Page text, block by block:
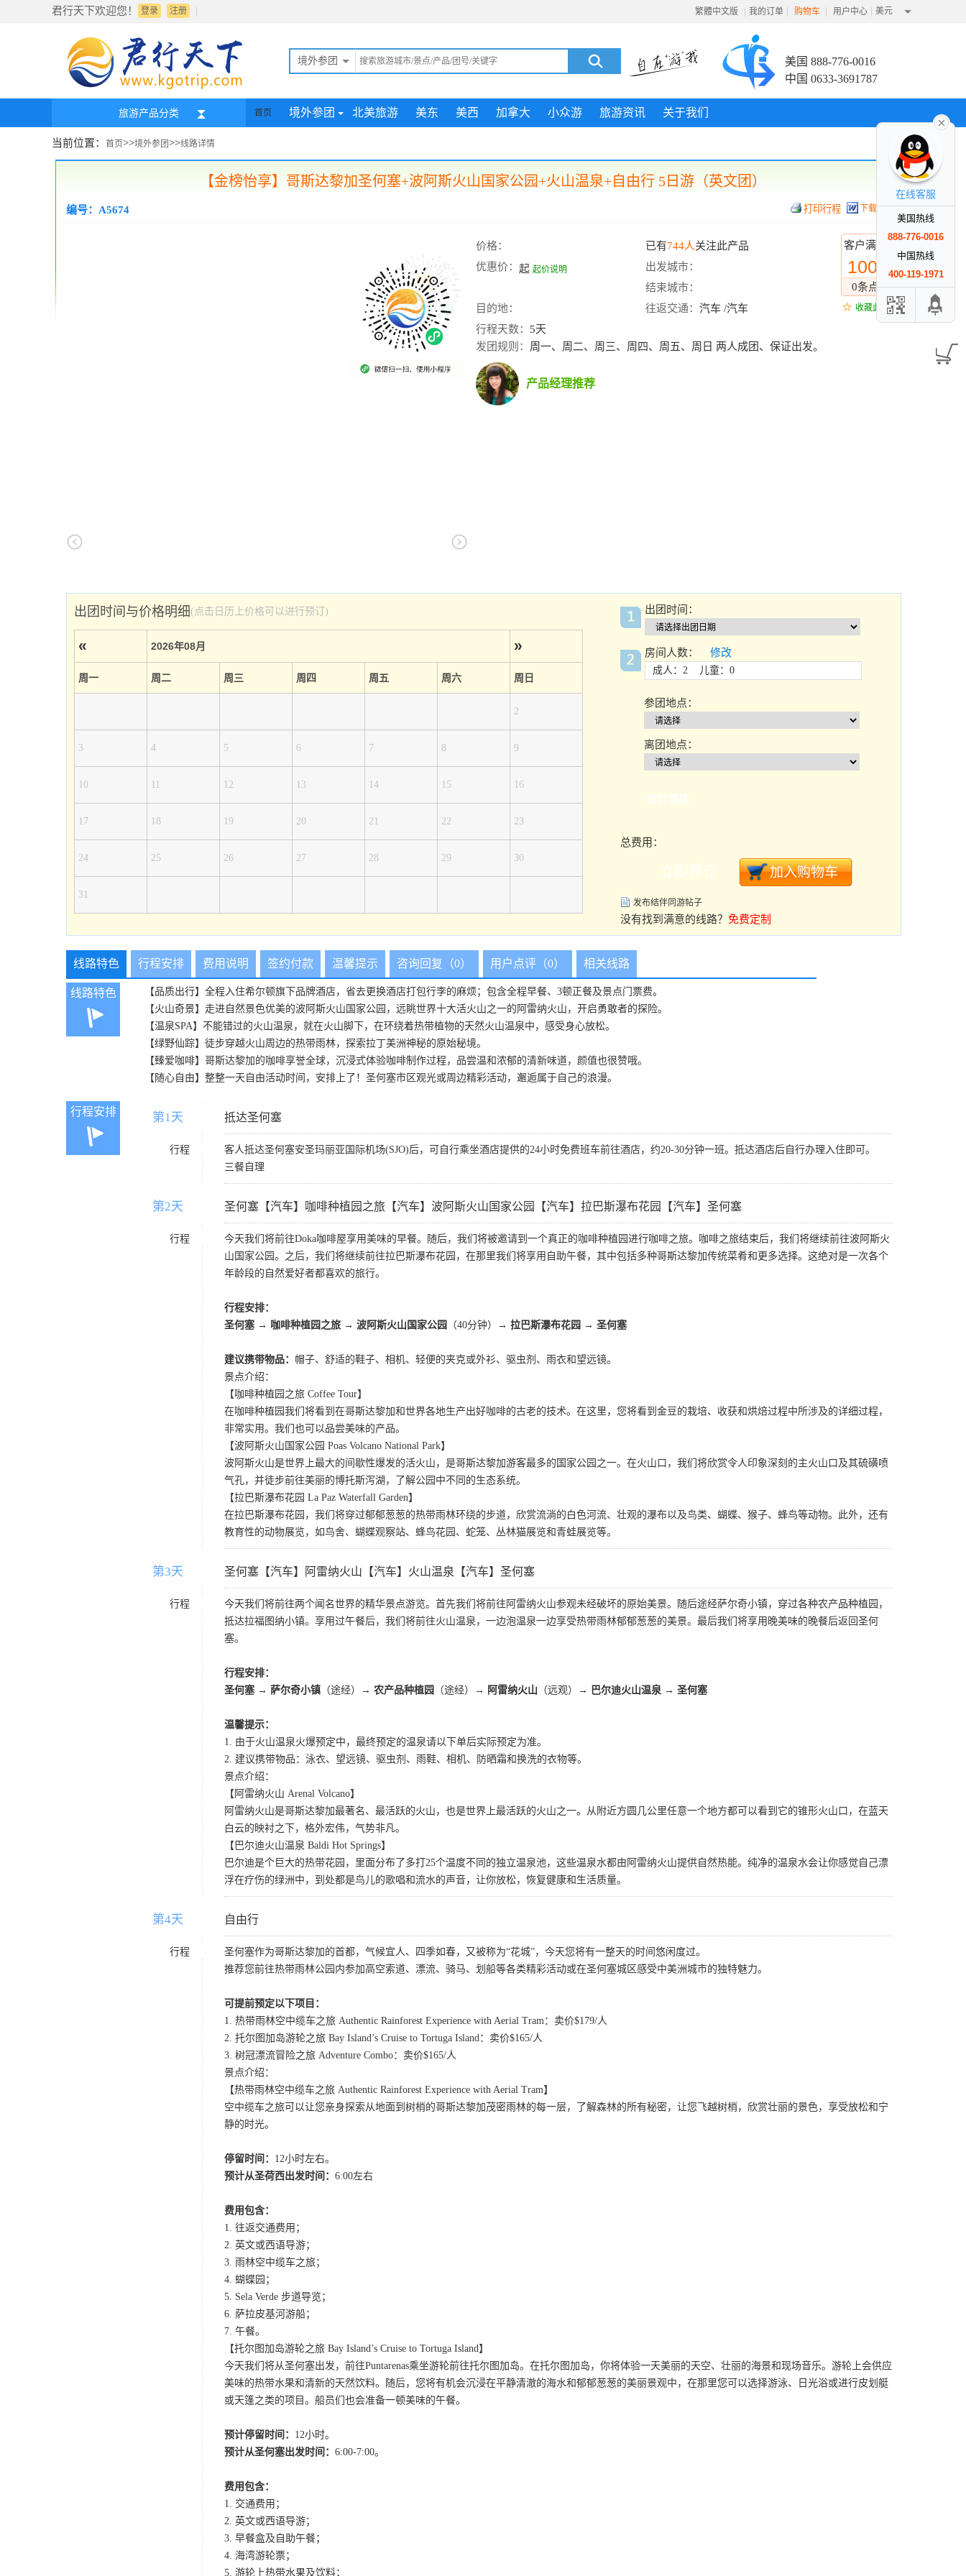
君行天下欢迎您！ 登录 |
注册 繁體中文版 | 我的订单 | 购物车 | 用户中心 | 美元
境外参团
美国 888-776-0016
中国 0633-3691787
旅游产品分类 首页 境外参团 北美旅游 美东 美西 加拿大 小众游 旅游资讯 关于我们
当前位置： 首页>>境外参团>>线路详情
【金榜怡享】哥斯达黎加圣何塞+波阿斯火山国家公园+火山温泉+自由行 5日游（英文团）
编号：A5674 下载行程
客户满意度
100%
0条点评
收藏此线路
价格： 已有744人关注此产品
优惠价： 起 起价说明
出发城市：
结束城市：
目的地：
往返交通： 汽车 /汽车
行程天数： 5天
发团规则： 周一、周二、周三、周四、周五、周日 两人成团、保证出发。
产品经理推荐
出团时间与价格明细(点击日历上价格可以进行预订)
« 2026年08月 »
周一 周二 周三 周四 周五 周六 周日
2
3 4 5 6 7 8 9
10 11 12 13 14 15 16
17 18 19 20 21 22 23
24 25 26 27 28 29 30
31
出团时间：
房间人数： 修改
成人：2 儿童：0
参团地点：
离团地点：
加订酒店
总费用：
发布结伴同游帖子
没有找到满意的线路？ 免费定制
线路特色 行程安排 费用说明 签约付款 温馨提示 咨询回复（0） 用户点评（0） 相关线路
线路特色
【品质出行】全程入住希尔顿旗下品牌酒店，省去更换酒店打包行李的麻烦；包含全程早餐、3顿正餐及景点门票费。
【火山奇景】走进自然景色优美的波阿斯火山国家公园，远眺世界十大活火山之一的阿雷纳火山，开启勇敢者的探险。
【温泉SPA】不能错过的火山温泉，就在火山脚下，在环绕着热带植物的天然火山温泉中，感受身心放松。
【绿野仙踪】徒步穿越火山周边的热带雨林，探索拉丁美洲神秘的原始秘境。
【臻爱咖啡】哥斯达黎加的咖啡享誉全球，沉浸式体验咖啡制作过程，品尝温和浓郁的清新味道，颜值也很赞哦。
【随心自由】整整一天自由活动时间，安排上了！圣何塞市区观光或周边精彩活动，邂逅属于自己的浪漫。
行程安排 第1天 抵达圣何塞
行程
客人抵达圣何塞安圣玛丽亚国际机场(SJO)后，可自行乘坐酒店提供的24小时免费班车前往酒店，约20-30分钟一班。抵达酒店后自行办理入住即可。
三餐自理
第2天 圣何塞【汽车】咖啡种植园之旅【汽车】波阿斯火山国家公园【汽车】拉巴斯瀑布花园【汽车】圣何塞
行程
今天我们将前往Doka咖啡屋享用美味的早餐。随后，我们将被邀请到一个真正的咖啡种植园进行咖啡之旅。咖啡之旅结束后，我们将继续前往波阿斯火
山国家公园。之后，我们将继续前往拉巴斯瀑布花园，在那里我们将享用自助午餐，其中包括多种哥斯达黎加传统菜肴和更多选择。这绝对是一次各个
年龄段的自然爱好者都喜欢的旅行。
行程安排：
圣何塞 → 咖啡种植园之旅 → 波阿斯火山国家公园
（40分钟） → 拉巴斯瀑布花园 → 圣何塞
建议携带物品： 帽子、舒适的鞋子、相机、轻便的夹克或外衫、驱虫剂、雨衣和望远镜。
景点介绍：
【咖啡种植园之旅 Coffee Tour】
在咖啡种植园我们将看到在哥斯达黎加和世界各地生产出好咖啡的古老的技术。在这里，您将看到金豆的栽培、收获和烘焙过程中所涉及的详细过程，
非常实用。我们也可以品尝美味的产品。
【波阿斯火山国家公园 Poas Volcano National Park】
波阿斯火山是世界上最大的间歇性爆发的活火山，是哥斯达黎加游客最多的国家公园之一。在火山口，我们将欣赏令人印象深刻的主火山口及其硫磺喷
气孔，并徒步前往美丽的博托斯泻湖，了解公园中不同的生态系统。
【拉巴斯瀑布花园 La Paz Waterfall Garden】
在拉巴斯瀑布花园，我们将穿过郁郁葱葱的热带雨林环绕的步道，欣赏流淌的白色河流、壮观的瀑布以及鸟类、蝴蝶、猴子、蜂鸟等动物。此外，还有
教育性的动物展览，如鸟舍、蝴蝶观察站、蜂鸟花园、蛇笼、丛林猫展览和青蛙展览等。
第3天 圣何塞【汽车】阿雷纳火山【汽车】火山温泉【汽车】圣何塞
行程
今天我们将前往两个闻名世界的精华景点游览。首先我们将前往阿雷纳火山参观未经破坏的原始美景。随后途经萨尔奇小镇，穿过各种农产品种植园，
抵达拉福图纳小镇。享用过午餐后，我们将前往火山温泉，一边泡温泉一边享受热带雨林郁郁葱葱的美景。最后我们将享用晚美味的晚餐后返回圣何
塞。
行程安排：
圣何塞 → 萨尔奇小镇 （途经） → 农产品种植园 （途经） → 阿雷纳火山 （远观） → 巴尔迪火山温泉 → 圣何塞
温馨提示：
1. 由于火山温泉火爆预定中，最终预定的温泉请以下单后实际预定为准。
2. 建议携带物品：泳衣、望远镜、驱虫剂、雨鞋、相机、防晒霜和换洗的衣物等。
景点介绍：
【阿雷纳火山 Arenal Volcano】
阿雷纳火山是哥斯达黎加最著名、最活跃的火山，也是世界上最活跃的火山之一。从附近方圆几公里任意一个地方都可以看到它的锥形火山口，在蓝天
白云的映衬之下，格外宏伟，气势非凡。
【巴尔迪火山温泉 Baldi Hot Springs】
巴尔迪是个巨大的热带花园，里面分布了多打25个温度不同的独立温泉池，这些温泉水都由阿雷纳火山提供自然热能。纯净的温泉水会让你感觉自己漂
浮在疗伤的绿洲中，到处都是鸟儿的歌唱和流水的声音，让你放松，恢复健康和生活质量。
第4天 自由行
行程
圣何塞作为哥斯达黎加的首都，气候宜人、四季如春，又被称为“花城”，今天您将有一整天的时间悠闲度过。
推荐您前往热带雨林公园内参加高空索道、漂流、骑马、划船等各类精彩活动或在圣何塞城区感受中美洲城市的独特魅力。
可提前预定以下项目：
1. 热带雨林空中缆车之旅 Authentic Rainforest Experience with Aerial Tram：卖价$179/人
2. 托尔图加岛游轮之旅 Bay Island’s Cruise to Tortuga Island：卖价$165/人
3. 树冠漂流冒险之旅 Adventure Combo：卖价$165/人
景点介绍：
【热带雨林空中缆车之旅 Authentic Rainforest Experience with Aerial Tram】
空中缆车之旅可以让您亲身探索从地面到树梢的哥斯达黎加茂密雨林的每一层，了解森林的所有秘密，让您飞越树梢，欣赏壮丽的景色，享受放松和宁
静的时光。
停留时间： 12小时左右。
预计从圣荷西出发时间： 6:00左右
费用包含：
1. 往返交通费用；
2. 英文或西语导游；
3. 雨林空中缆车之旅；
4. 蝴蝶园；
5. Sela Verde 步道导览；
6. 萨拉皮基河游船；
7. 午餐。
【托尔图加岛游轮之旅 Bay Island’s Cruise to Tortuga Island】
今天我们将从圣何塞出发，前往Puntarenas乘坐游轮前往托尔图加岛。在托尔图加岛，你将体验一天美丽的天空、壮丽的海景和现场音乐。游轮上会供应
美味的热带水果和清新的天然饮料。随后，您将有机会沉浸在平静清澈的海水和郁郁葱葱的美丽景观中，在那里您可以选择游泳、日光浴或进行皮划艇
或天篷之类的项目。船员们也会准备一顿美味的午餐。
预计停留时间： 12小时。
预计从圣何塞出发时间： 6:00-7:00。
费用包含：
1. 交通费用；
2. 英文或西语导游；
3. 早餐盒及自助午餐；
4. 海湾游轮票；
5. 游轮上热带水果及饮料；
在线客服
美国热线
888-776-0016
中国热线
400-119-1971